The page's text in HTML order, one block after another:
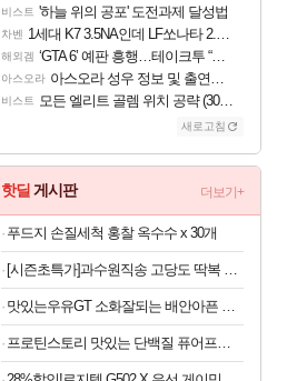
비스트 '하늘 위의 공포' 도전과제 달성법
차벤 1세대 K7 3.5NA인데 LF쏘나타 2.0NA 기변하면 유류비 절약이 얼마나 될까요..?
해외겜 ‘GTA 6’ 예판 흥행…테이크투 “내부 예상 크게 넘어”
아스오라 아스오라 성우 정보 및 출연작 모음
비스트 모든 엘리트 골렘 위치 공략 (30개) - 방랑 결투가
새로고침
핫딜 게시판 더보기+
푸드지 손질세척 홍찰 옥수수 x 30개
[시즌초특가]과수원직송 고당도 딱복 차돌복숭아, 1박스, 2kg (9-10과)
맛있는우유GT 소화잘되는 배안아픈 저지방우유 180ml x 48개
프로틴스토리 맛있는 단백질 퓨어프로틴7 3kg